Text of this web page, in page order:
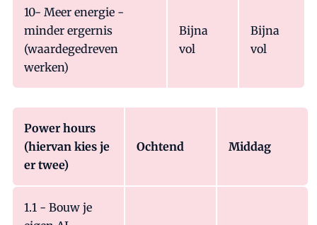
10- Meer energie -
minder ergernis
(waardegedreven
werken)
Bijna
vol
Bijna
vol
Power hours
(hiervan kies je
er twee)
Ochtend Middag
1.1 - Bouw je